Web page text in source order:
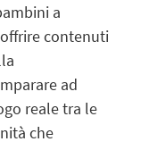
a
contenuti
ad
reale tra le
che